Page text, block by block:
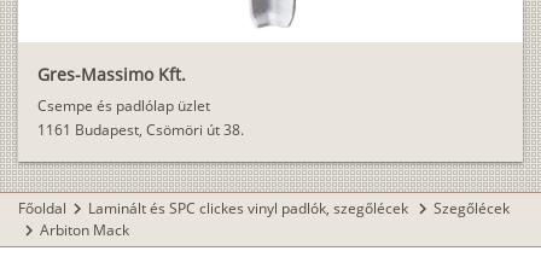
Gres-Massimo Kft.
Csempe és padlólap üzlet
1161 Budapest, Csömöri út 38.
Főoldal chevron_right Laminált és SPC clickes vinyl padlók, szegőlécek chevron_right Szegőlécek
chevron_right Arbiton Mack